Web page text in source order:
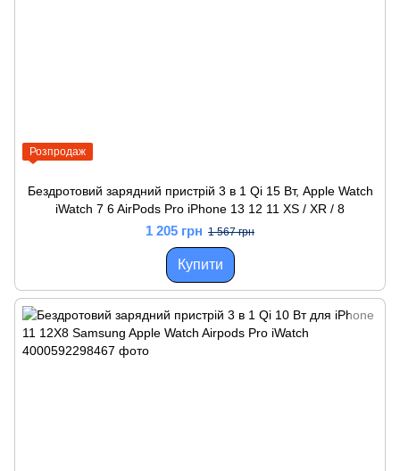
Розпродаж
Бездротовий зарядний пристрій 3 в 1 Qi 15 Вт, Apple Watch
iWatch 7 6 AirPods Pro iPhone 13 12 11 XS / XR / 8
1 205 грн 1 567 грн
Купити